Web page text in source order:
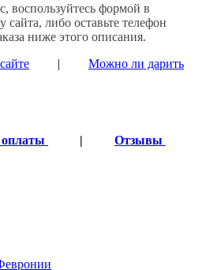
воспользуйтесь формой в
либо оставьте телефон
ниже этого описания.
| Можно ли дарить
| Отзывы